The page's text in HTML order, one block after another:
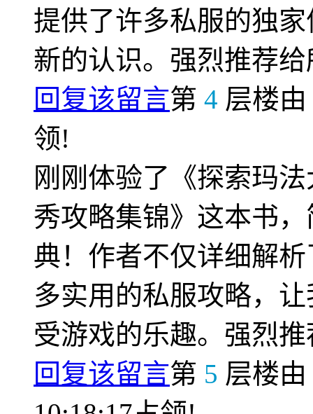
提供了许多私服的独
新的认识。强烈推荐
回复该留言第 4 层楼由
领!
刚刚体验了《探索玛
秀攻略集锦》这本书
典！作者不仅详细解
多实用的私服攻略，
受游戏的乐趣。强烈
回复该留言第 5 层楼由